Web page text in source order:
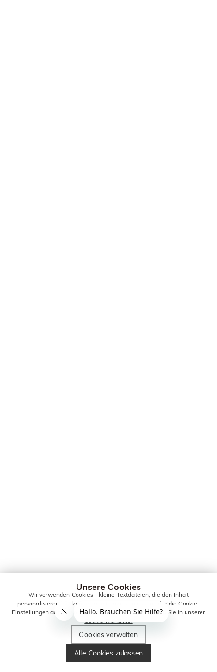
Unsere Cookies
Wir verwenden Cookies - kleine Textdateien, die den Inhalt
personalisieren. Sie können alle Cookies zulassen oder die Cookie-
Einstellungen anpassen. Weitere Informationen erhalten Sie in unserer
Cookie-Richtlinie.
Cookies verwalten
Alle Cookies zulassen